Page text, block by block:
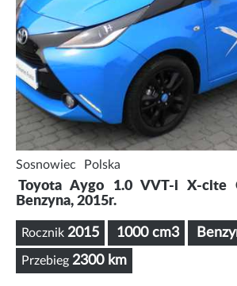
Sosnowiec Polska
Toyota Aygo 1.0 VVT-i X-cite
Benzyna, 2015r.
Rocznik 2015 1000 cm3
Przebieg 2300 km